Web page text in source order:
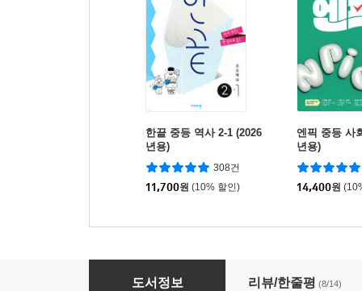
한끝 중등 역사 2-1 (2026
년용)
308건
11,700원 (10% 할인)
엔픽 중등 사
년용)
14,400원
올쏘 중학 역사 1-2 (2026년용)
도서정보 리뷰/한줄평 (8/14)